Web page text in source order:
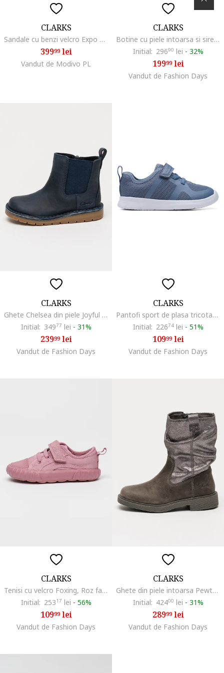
CLARKS
Sandale cu benzi velcro Expo Sea, Albastru prafuit/Roz
39999lei
Vandut de Modivo PL
CLARKS
Botine cu piele intoarsa si sireturi elastice Cove, Bleumarin
Initial: 29690 lei - 32%
19999lei
Vandut de Fashion Days
CLARKS
Ghete Chelsea din piele Joyful Sky, Bleumarin
Initial: 34977 lei - 31%
23999lei
Vandut de Fashion Days
CLARKS
Pantofi sport de plasa tricotata cu velcro Ath Flux, Albastru deschis
Initial: 22674lei - 51%
10999lei
Vandut de Fashion Days
CLARKS
Tenisi cu velcro Foxing, Roz fandango
Initial: 25317 lei - 56%
10999lei
Vandut de Fashion Days
CLARKS
Ghete din piele intoarsa Pewter, Gri/Argintiu
Initial: 42400 lei - 31%
28999lei
Vandut de Fashion Days